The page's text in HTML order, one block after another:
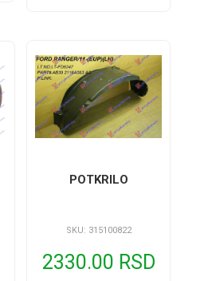
POTKRILO
SKU: 315100822
2330.00 RSD